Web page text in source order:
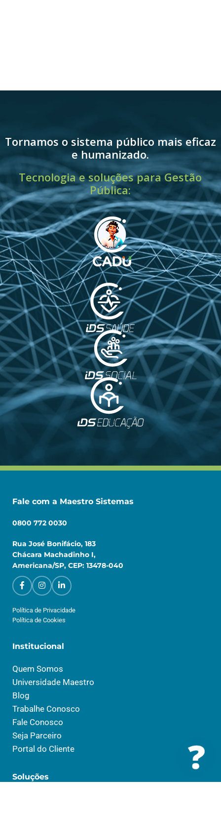
Tornamos o sistema público mais eficaz
e humanizado.
Tecnologia e soluções para Gestão
Pública:
Fale com a Maestro Sistemas
0800 772 0030
Rua José Bonifácio, 183
Chácara Machadinho I,
Americana/SP, CEP: 13478-040
Política de Privacidade
Política de Cookies
Institucional
Quem Somos
Universidade Maestro
Blog
Trabalhe Conosco
Fale Conosco
Seja Parceiro
Portal do Cliente
Soluções